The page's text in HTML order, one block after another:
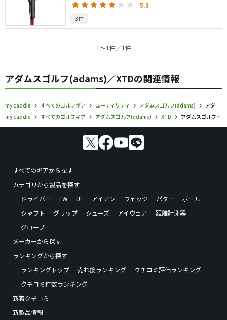
5.3
3件
1〜1件／1件
アダムスゴルフ(adams)／XTDの関連情報
my caddie すべてのゴルフギア ユーティリティ アダムスゴルフ(adams)
アダムスゴルフ／XTD／ユーティリティの口コミ評価
my caddie
すべてのゴルフギア アダムスゴルフ(adams) XTD アダムスゴルフ／XTD／ユーティリティの口コミ評価
すべてのギアから探す
カテゴリから製品を探す
ドライバー
FW UT アイアン ウェッジ パター
ボール
シャフト
グリップ シューズ アイウェア
距離計測器
グローブ
メーカーから探す
ランキングから探す
ランキングトップ
売れ筋ランキング
クチコミ評価ランキング
クチコミ件数ランキング
新着クチコミ
新製品情報